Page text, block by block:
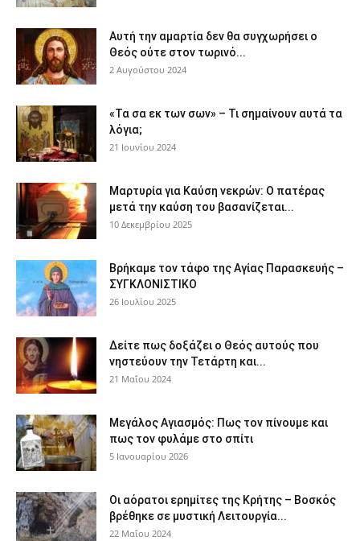
Αυτή την αμαρτία δεν θα συγχωρήσει ο
Θεός ούτε στον τωρινό...
2 Αυγούστου 2024
«Τα σα εκ των σων» – Τι σημαίνουν αυτά τα
λόγια;
21 Ιουνίου 2024
Μαρτυρία για Καύση νεκρών: Ο πατέρας
μετά την καύση του βασανίζεται...
10 Δεκεμβρίου 2025
Βρήκαμε τον τάφο της Αγίας Παρασκευής –
ΣΥΓΚΛΟΝΙΣΤΙΚΟ
26 Ιουλίου 2025
Δείτε πως δοξάζει ο Θεός αυτούς που
νηστεύουν την Τετάρτη και...
21 Μαΐου 2024
Μεγάλος Αγιασμός: Πως τον πίνουμε και
πως τον φυλάμε στο σπίτι
5 Ιανουαρίου 2026
Οι αόρατοι ερημίτες της Κρήτης – Βοσκός
βρέθηκε σε μυστική Λειτουργία...
22 Μαΐου 2024